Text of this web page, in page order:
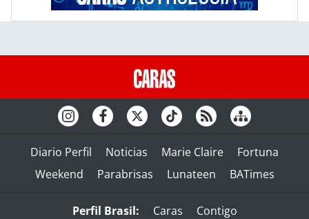
Diario Perfil Noticias Marie Claire
Fortuna
Weekend
Parabrisas Lunateen BATimes
Perfil Brasil: Caras
Contigo